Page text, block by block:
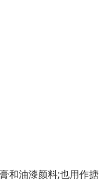
和油漆颜料;也用作搪